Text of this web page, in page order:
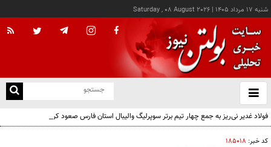
شنبه ۱۷ مرداد ۱۴۰۵ |
Saturday , 08 August 2026
باز
و
فولاد غدیر نی‌ریز به جمع چهار تیم برتر سوپرلیگ والیبال استان فارس صعود کرد
کد خبر: ۱۸۵۰۱۸